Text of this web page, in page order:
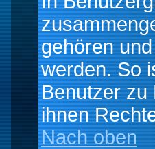
gehören
werden. So
Benutzer zu
ihnen
Nach oben